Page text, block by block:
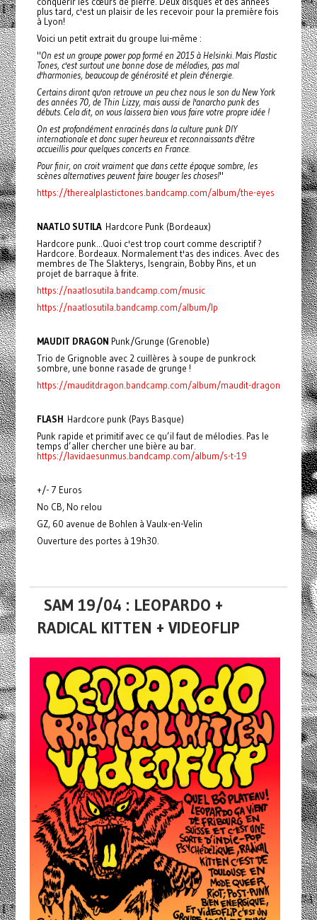
plus tard, c'est un plaisir de les recevoir pour la première fois
à Lyon!
Voici un petit extrait du groupe lui-même :
"On est un groupe power pop formé en 2015 à Helsinki. Mais Plastic
Tones, c'est surtout une bonne dose de mélodies, pas mal
d'harmonies, beaucoup de générosité et plein d'énergie.
Certains diront qu'on retrouve un peu chez nous le son du New York
des années 70, de Thin Lizzy, mais aussi de l'anarcho punk des
débuts. Cela dit, on vous laissera bien vous faire votre propre idée !
On est profondément enracinés dans la culture punk DIY
internationale et donc super heureux et reconnaissants d'être
accueillis pour quelques concerts en France.
Pour finir, on croit vraiment que dans cette époque sombre, les
scènes alternatives peuvent faire bouger les choses!"
https://therealplastictones.bandcamp.com/album/the-eyes
NAATLO SUTILAHardcore Punk (Bordeaux)
Hardcore punk...Quoi c'est trop court comme descriptif ?
Hardcore. Bordeaux. Normalement t'as des indices. Avec des
membres de The Slakterys, Isengrain, Bobby Pins, et un
projet de barraque à frite.
https://naatlosutila.bandcamp.com/music
https://naatlosutila.bandcamp.com/album/lp
MAUDIT DRAGON Punk/Grunge (Grenoble)
Trio de Grignoble avec 2 cuillères à soupe de punkrock
sombre, une bonne rasade de grunge !
https://mauditdragon.bandcamp.com/album/maudit-dragon
FLASH Hardcore punk (Pays Basque)
Punk rapide et primitif avec ce qu’il faut de mélodies. Pas le
temps d’aller chercher une bière au bar.
https://lavidaesunmus.bandcamp.com/album/s-t-19
+/- 7 Euros
No CB, No relou
GZ, 60 avenue de Bohlen à Vaulx-en-Velin
Ouverture des portes à 19h30.
SAM 19/04 : LEOPARDO +
RADICAL KITTEN + VIDEOFLIP